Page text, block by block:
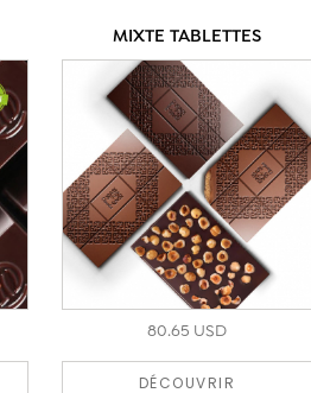
MIXTE TABLETTES
80.65 USD
DÉCOUVRIR